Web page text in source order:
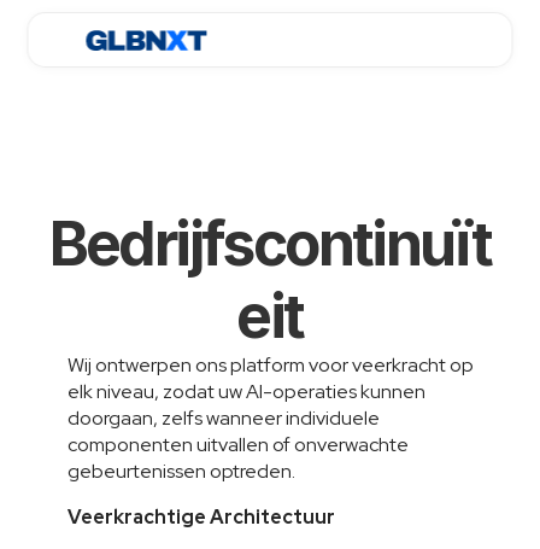
Bedrijfscontinuït
eit
Wij ontwerpen ons platform voor veerkracht op
elk niveau, zodat uw AI-operaties kunnen
doorgaan, zelfs wanneer individuele
componenten uitvallen of onverwachte
gebeurtenissen optreden.
Veerkrachtige Architectuur